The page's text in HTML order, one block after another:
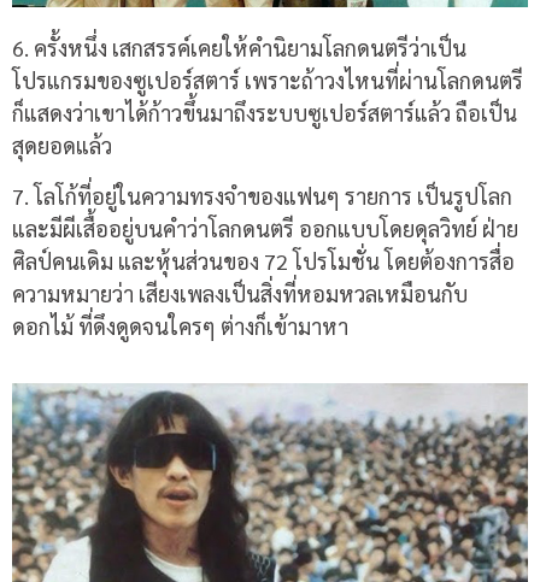
6. ครั้งหนึ่ง เสกสรรค์เคยให้คำนิยามโลกดนตรีว่าเป็น
โปรแกรมของซูเปอร์สตาร์ เพราะถ้าวงไหนที่ผ่านโลกดนตรี
ก็แสดงว่าเขาได้ก้าวขึ้นมาถึงระบบซูเปอร์สตาร์แล้ว ถือเป็น
สุดยอดแล้ว
7. โลโก้ที่อยู่ในความทรงจำของแฟนๆ รายการ เป็นรูปโลก
และมีผีเสื้ออยู่บนคำว่าโลกดนตรี ออกแบบโดยดุลวิทย์ ฝ่าย
ศิลป์คนเดิม และหุ้นส่วนของ 72 โปรโมชั่น โดยต้องการสื่อ
ความหมายว่า เสียงเพลงเป็นสิ่งที่หอมหวลเหมือนกับ
ดอกไม้ ที่ดึงดูดจนใครๆ ต่างก็เข้ามาหา